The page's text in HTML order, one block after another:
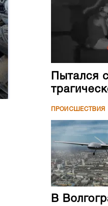
Пытался
ПРОИСШЕСТВИЯ
В